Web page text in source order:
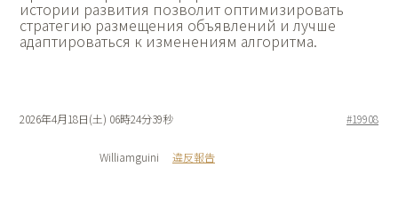
истории развития позволит оптимизировать
стратегию размещения объявлений и лучше
адаптироваться к изменениям алгоритма.
2026年4月18日(土) 06時24分39秒 #19908
Williamguini 違反報告